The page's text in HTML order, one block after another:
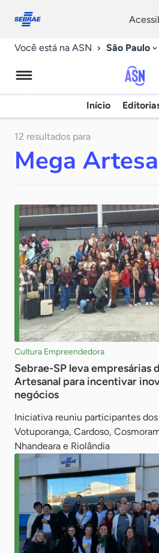
conosco
Você está na ASN São Paulo
Início
12 resultados para
Mega
Cultura Empreendedora
Sebrae-SP leva empresárias
Artesanal para incentivar
negócios
Iniciativa reuniu participantes
Votuporanga, Cardoso,
Nhandeara e Riolândia